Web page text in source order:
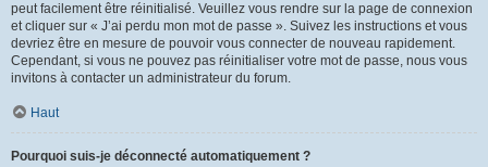
peut facilement être réinitialisé. Veuillez vous rendre sur la page de connexion
et cliquer sur « J’ai perdu mon mot de passe ». Suivez les instructions et vous
devriez être en mesure de pouvoir vous connecter de nouveau rapidement.
Cependant, si vous ne pouvez pas réinitialiser votre mot de passe, nous vous
invitons à contacter un administrateur du forum.
Haut
Pourquoi suis-je déconnecté automatiquement ?